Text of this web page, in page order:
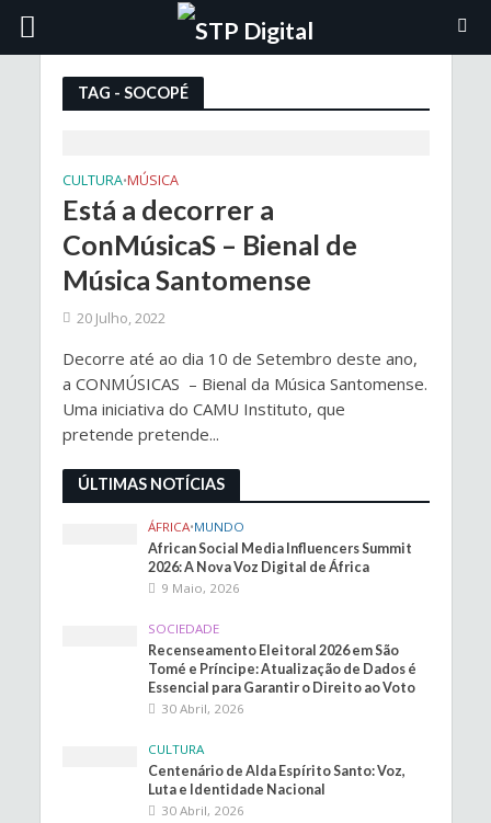
TAG - SOCOPÉ
CULTURA•MÚSICA
Está a decorrer a
ConMúsicaS – Bienal de
Música Santomense
20 Julho, 2022
Decorre até ao dia 10 de Setembro deste ano,
a CONMÚSICAS – Bienal da Música Santomense.
Uma iniciativa do CAMU Instituto, que
pretende pretende...
ÚLTIMAS NOTÍCIAS
ÁFRICA•MUNDO
African Social Media Influencers Summit
2026: A Nova Voz Digital de África
9 Maio, 2026
SOCIEDADE
Recenseamento Eleitoral 2026 em São
Tomé e Príncipe: Atualização de Dados é
Essencial para Garantir o Direito ao Voto
30 Abril, 2026
CULTURA
Centenário de Alda Espírito Santo: Voz,
Luta e Identidade Nacional
30 Abril, 2026